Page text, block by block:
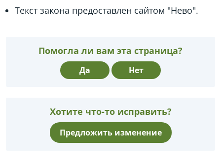
Текст закона предоставлен сайтом "Нево".
Помогла ли вам эта страница?
Да Нет
Хотите что-то исправить?
Предложить изменение